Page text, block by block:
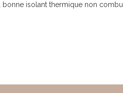
isolant thermique non